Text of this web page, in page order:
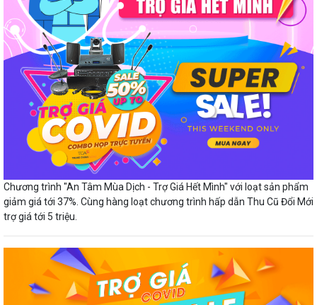
Chương trình "An Tâm Mùa Dịch - Trợ Giá Hết Mình" với loạt sản phẩm
giảm giá tới 37%. Cùng hàng loạt chương trình hấp dẫn Thu Cũ Đổi Mới
trợ giá tới 5 triệu.